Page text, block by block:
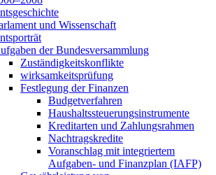
und Wissenschaft
der Bundesversammlung
Zuständigkeitskonflikte
wirksamkeitsprüfung
Festlegung der Finanzen
Budgetverfahren
Haushaltssteuerungsinstrumente
Kreditarten und Zahlungsrahmen
Nachtragskredite
Voranschlag mit integriertem
Aufgaben- und Finanzplan (IAFP)